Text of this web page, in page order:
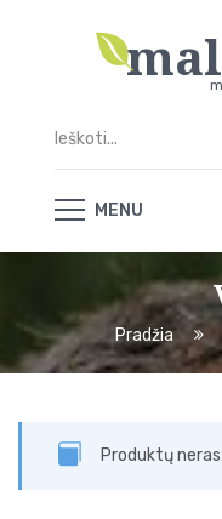
MENU
Pradžia
Produktų